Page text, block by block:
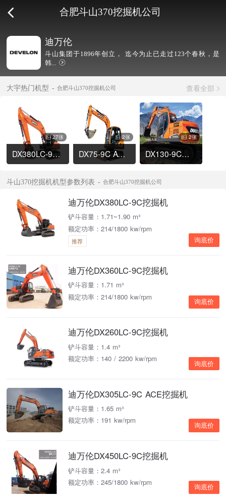
合肥斗山370挖掘机公司
迪万伦
斗山集团于1896年创立， 迄今为止已走过123个春秋，是
韩...
大宇热门机型 合肥斗山370挖掘机公司 查看全部
27张
DX380LC-9C挖掘机
2张
DX75-9C ACE挖掘机
2张
DX130-9C挖掘机
斗山370挖掘机机型参数列表 合肥斗山370挖掘机公司
迪万伦DX380LC-9C挖掘机
铲斗容量：1.71~1.90 m³
额定功率：214/1800 kw/rpm
推荐 询底价
迪万伦DX360LC-9C挖掘机
铲斗容量：1.71 m³
额定功率：214/1800 kw/rpm
询底价
迪万伦DX260LC-9C挖掘机
铲斗容量：1.4 m³
额定功率：140 / 2200 kw/rpm
询底价
迪万伦DX305LC-9C ACE挖掘机
铲斗容量：1.65 m³
额定功率：191 kw/rpm
询底价
迪万伦DX450LC-9C挖掘机
铲斗容量：2.4 m³
额定功率：245/1800 kw/rpm
询底价